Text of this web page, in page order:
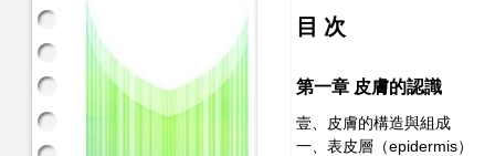
目 次
第一章 皮膚的認識
壹、皮膚的構造與組成
一、表皮層（epidermis）